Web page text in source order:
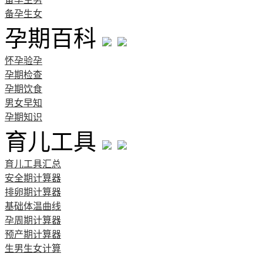
备孕生女
孕期百科
怀孕验孕
孕期检查
孕期饮食
男女早知
孕期知识
育儿工具
育儿工具汇总
安全期计算器
排卵期计算器
基础体温曲线
孕周期计算器
预产期计算器
生男生女计算